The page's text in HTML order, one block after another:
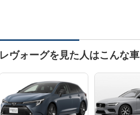
レヴォーグを見た人はこんな